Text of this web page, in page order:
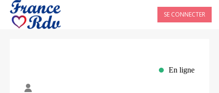
SE CONNECTER
En ligne